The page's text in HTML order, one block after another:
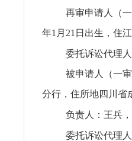
再审申请人（
年1月21日出生，住
委托诉讼代理
被申请人（一
分行，住所地四川省
负责人：王兵
委托诉讼代理